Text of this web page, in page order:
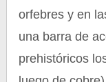
orfebres y en
una barra de
prehistóricos